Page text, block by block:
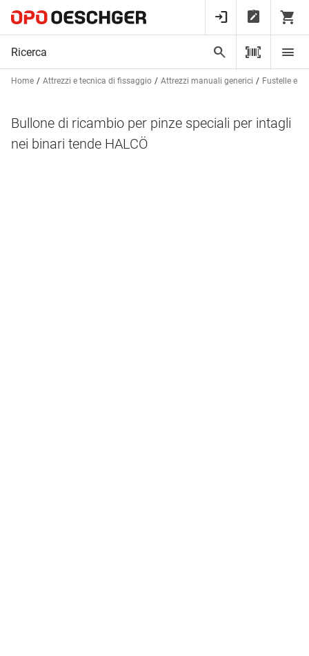
Home Attrezzi e tecnica di fissaggio Attrezzi manuali generici Fustelle e
Bullone di ricambio per pinze speciali per intagli
nei binari tende HALCÖ